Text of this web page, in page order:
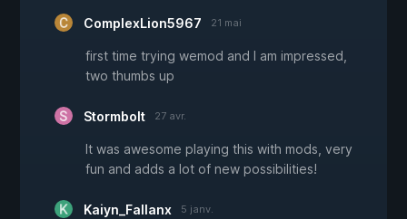
ComplexLion5967 21 mai
first time trying wemod and I am impressed,
two thumbs up
Stormbolt 27 avr.
It was awesome playing this with mods, very
fun and adds a lot of new possibilities!
Kaiyn_Fallanx 5 janv.